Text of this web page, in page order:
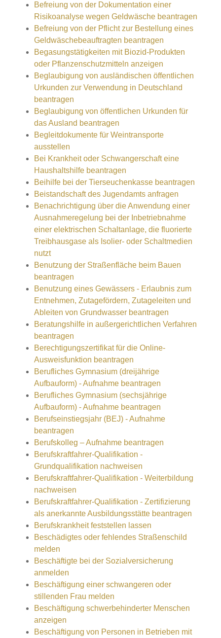
Befreiung von der Dokumentation einer
Risikoanalyse wegen Geldwäsche beantragen
Befreiung von der Pflicht zur Bestellung eines
Geldwäschebeauftragten beantragen
Begasungstätigkeiten mit Biozid-Produkten
oder Pflanzenschutzmitteln anzeigen
Beglaubigung von ausländischen öffentlichen
Urkunden zur Verwendung in Deutschland
beantragen
Beglaubigung von öffentlichen Urkunden für
das Ausland beantragen
Begleitdokumente für Weintransporte
ausstellen
Bei Krankheit oder Schwangerschaft eine
Haushaltshilfe beantragen
Beihilfe bei der Tierseuchenkasse beantragen
Beistandschaft des Jugendamts anfragen
Benachrichtigung über die Anwendung einer
Ausnahmeregelung bei der Inbetriebnahme
einer elektrischen Schaltanlage, die fluorierte
Treibhausgase als Isolier- oder Schaltmedien
nutzt
Benutzung der Straßenfläche beim Bauen
beantragen
Benutzung eines Gewässers - Erlaubnis zum
Entnehmen, Zutagefördern, Zutageleiten und
Ableiten von Grundwasser beantragen
Beratungshilfe in außergerichtlichen Verfahren
beantragen
Berechtigungszertifikat für die Online-
Ausweisfunktion beantragen
Berufliches Gymnasium (dreijährige
Aufbauform) - Aufnahme beantragen
Berufliches Gymnasium (sechsjährige
Aufbauform) - Aufnahme beantragen
Berufseinstiegsjahr (BEJ) - Aufnahme
beantragen
Berufskolleg – Aufnahme beantragen
Berufskraftfahrer-Qualifikation -
Grundqualifikation nachweisen
Berufskraftfahrer-Qualifikation - Weiterbildung
nachweisen
Berufskraftfahrer-Qualifikation - Zertifizierung
als anerkannte Ausbildungsstätte beantragen
Berufskrankheit feststellen lassen
Beschädigtes oder fehlendes Straßenschild
melden
Beschäftigte bei der Sozialversicherung
anmelden
Beschäftigung einer schwangeren oder
stillenden Frau melden
Beschäftigung schwerbehinderter Menschen
anzeigen
Beschäftigung von Personen in Betrieben mit